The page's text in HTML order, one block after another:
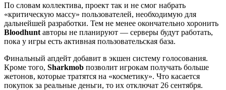
По словам коллектива, проект так и не смог набрать
«критическую массу» пользователей, необходимую для
дальнейшей разработки. Тем не менее окончательно хоронить
Bloodhunt авторы не планируют — серверы будут работать,
пока у игры есть активная пользовательская база.
Финальный апдейт добавит в экшен систему голосования.
Кроме того, Sharkmob позволит игрокам получать больше
жетонов, которые тратятся на «косметику». Что касается
покупок за реальные деньги, то их отключат 26 сентября.